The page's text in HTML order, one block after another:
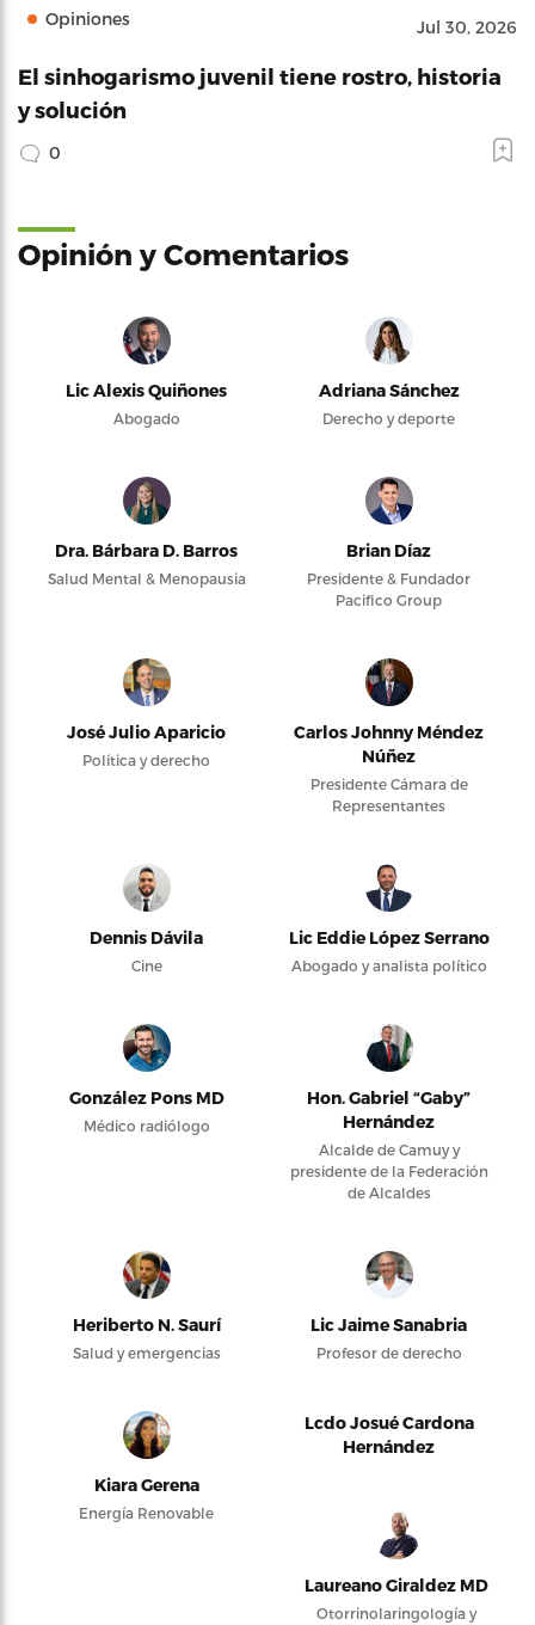
Opiniones Jul 30, 2026
El sinhogarismo juvenil tiene rostro, historia
y solución
0
Opinión y Comentarios
Lic Alexis Quiñones
Abogado
Adriana Sánchez
Derecho y deporte
Dra. Bárbara D. Barros
Salud Mental & Menopausia
Brian Díaz
Presidente & Fundador
Pacifico Group
José Julio Aparicio
Política y derecho
Carlos Johnny Méndez
Núñez
Presidente Cámara de
Representantes
Dennis Dávila
Cine
Lic Eddie López Serrano
Abogado y analista político
González Pons MD
Médico radiólogo
Hon. Gabriel “Gaby”
Hernández
Alcalde de Camuy y
presidente de la Federación
de Alcaldes
Heriberto N. Saurí
Salud y emergencias
Lic Jaime Sanabria
Profesor de derecho
Kiara Gerena
Energía Renovable
Lcdo Josué Cardona
Hernández
Laureano Giraldez MD
Otorrinolaringología y